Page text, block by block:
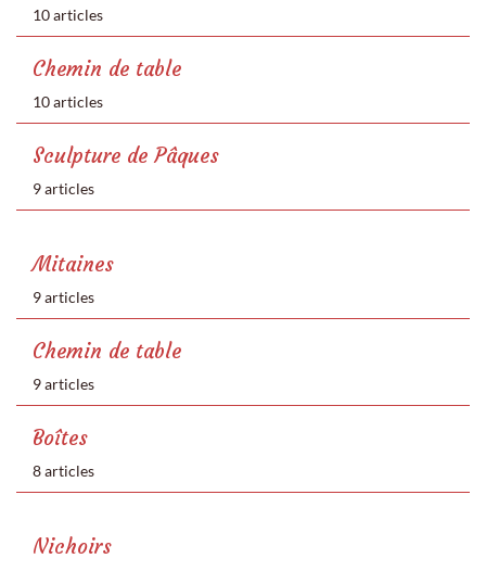
10 articles
Chemin de table
10 articles
Sculpture de Pâques
9 articles
Mitaines
9 articles
Chemin de table
9 articles
Boîtes
8 articles
Nichoirs